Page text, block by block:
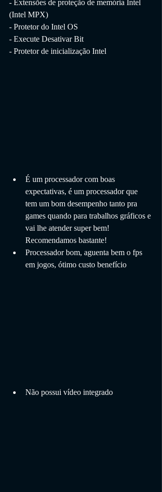
- Extensões de proteção de memória Intel
(Intel MPX)
- Protetor do Intel OS
- Execute Desativar Bit
- Protetor de inicialização Intel
É um processador com boas
expectativas, é um processador que
tem um bom desempenho tanto pra
games quando para trabalhos gráficos e
vai lhe atender super bem!
Recomendamos bastante!
Processador bom, aguenta bem o fps
em jogos, ótimo custo benefício
Não possui vídeo integrado